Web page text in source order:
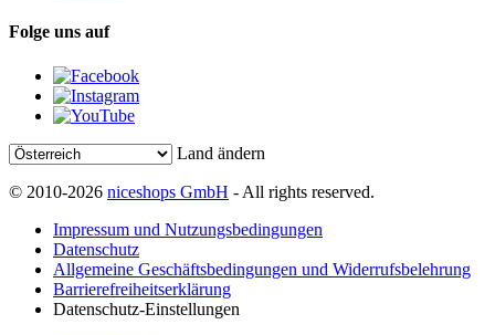
Folge uns auf
Land ändern
© 2010-2026 niceshops GmbH - All rights reserved.
Impressum und Nutzungsbedingungen
Datenschutz
Allgemeine Geschäftsbedingungen und Widerrufsbelehrung
Barrierefreiheitserklärung
Datenschutz-Einstellungen